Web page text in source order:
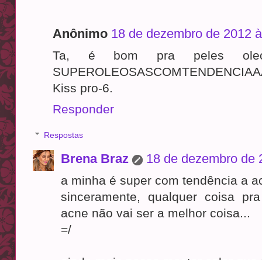
Anônimo 18 de dezembro de 2012
Ta, é bom pra peles
Kiss pro-6.
Responder
Respostas
Brena Braz 18 de dezembro de
a minha é super com tendência a
sinceramente, qualquer coisa
acne não vai ser a melhor coisa...
=/